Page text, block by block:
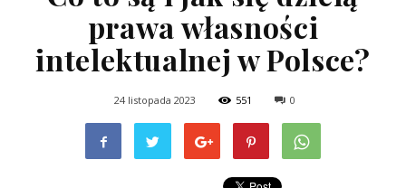
prawa własności
intelektualnej w Polsce?
24 listopada 2023 551 0